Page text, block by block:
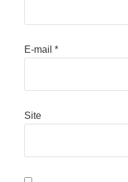
E-mail *
Site